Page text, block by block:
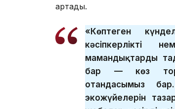
артады.
«Көптеген
кәсіпкерлікті
мамандықтарды
бар — көз
отандасымыз
экожүйелерін